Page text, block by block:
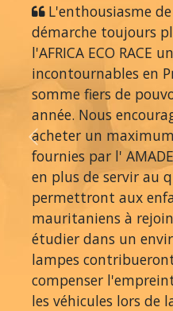
L'enthousiasme
démarche toujours
l'AFRICA ECO RACE
incontournables en
somme fiers de
année. Nous
acheter un
fournies par l' AMADE
en plus de servir au
permettront aux
mauritaniens à
étudier dans un
lampes
compenser
les véhicules lors de
Previous